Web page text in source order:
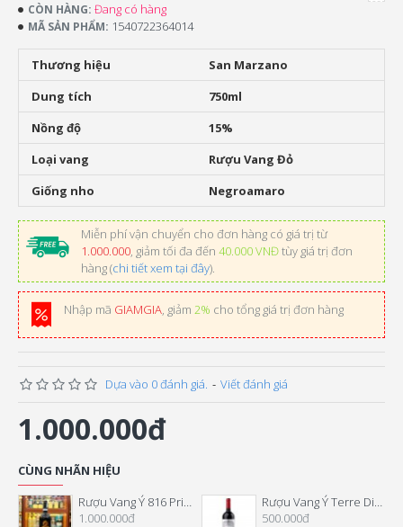
Thương hiệu
San Marzano
Dung tích
750ml
Nồng độ
15%
Loại vang
Rượu Vang Đỏ
Giống nho
Negroamaro
Miễn phí vận chuyển cho đơn hàng có giá trị từ
1.000.000, giảm tối đa đến 40.000 VNĐtùy giá trị đơn
hàng (chi tiết xem tại đây).
Nhập mã GIAMGIA, giảm 2% cho tổng giá trị đơn hàng
CÒN HÀNG: Đang có hàng
MÃ SẢN PHẨM: 1540722364014
Dựa vào 0 đánh giá. - Viết đánh giá
1.000.000đ
CÙNG NHÃN HIỆU
Rượu Vang Ý 816 Primitivo Di Manduria
1.000.000đ
Rượu Vang Ý Terre Di Mario Vino Rosso
500.000đ